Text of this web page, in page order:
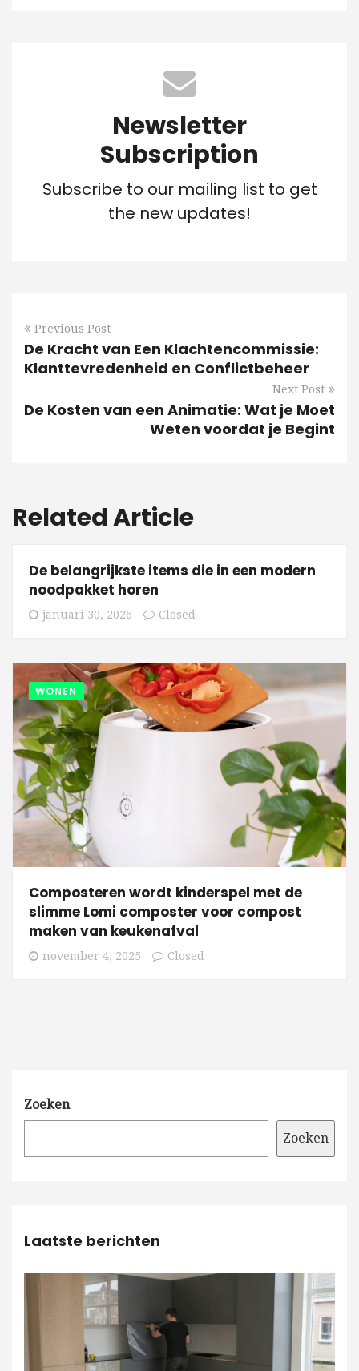
Newsletter
Subscription
Subscribe to our mailing list to get
the new updates!
Previous Post
De Kracht van Een Klachtencommissie:
Klanttevredenheid en Conflictbeheer
Next Post
De Kosten van een Animatie: Wat je Moet
Weten voordat je Begint
Related Article
De belangrijkste items die in een modern
noodpakket horen
januari 30, 2026 Closed
WONEN
Composteren wordt kinderspel met de
slimme Lomi composter voor compost
maken van keukenafval
november 4, 2025 Closed
Zoeken
Zoeken
Laatste berichten